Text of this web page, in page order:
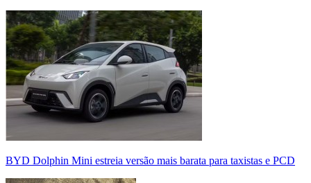
BYD Dolphin Mini estreia versão mais barata para taxistas e PCD